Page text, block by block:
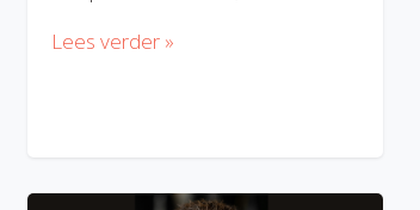
Lees verder »